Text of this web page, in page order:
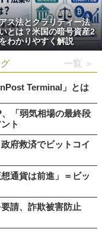
ス法とクラリティー法
とは？米国の暗号資産2
わかりやすく解説
一覧 ＞
Terminal」とは
「弱気相場の最終段
ト
府救済でビットコイ
通貨は前進」＝ビッ
請、詐欺被害防止